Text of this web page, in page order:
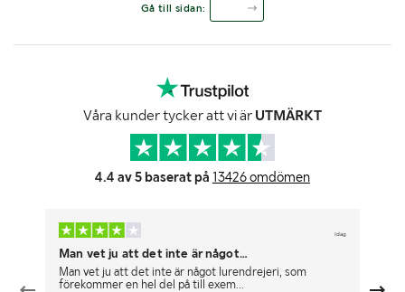
Gå till sidan:
Våra kunder tycker att vi är UTMÄRKT
4.4 av 5 baserat på 13426 omdömen
Idag
Man vet ju att det inte är något…
Man vet ju att det inte är något lurendrejeri, som
förekommer en hel del på till exem...